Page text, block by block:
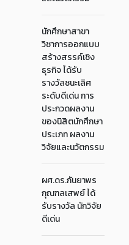
นักศึกษาสาขา
วิชาการออกแบบ
สร้างสรรค์เชิง
ธุรกิจ ได้รับ
รางวัลชนะเลิศ
ระดับดีเด่น การ
ประกวดผลงาน
ของนิสิตนักศึกษา
ประเภท ผลงาน
วิจัยและนวัตกรรม
ผศ.ดร.กันยาพร
กุณฑลเสพย์ ได้
รับรางวัล นักวิจัย
ดีเด่น